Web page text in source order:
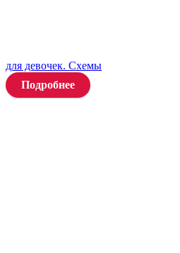
для девочек. Схемы
Подробнее